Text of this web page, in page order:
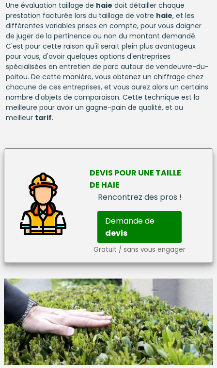
Une évaluation taillage de haie doit détailler chaque
prestation facturée lors du taillage de votre haie, et les
différentes variables prises en compte, pour vous daigner
de juger de la pertinence ou non du montant demandé.
C'est pour cette raison qu'il serait plein plus avantageux
pour vous, d'avoir quelques options d'entreprises
spécialisées en entretien de parc autour de vendeuvre-du-
poitou. De cette manière, vous obtenez un chiffrage chez
chacune de ces entreprises, et vous aurez alors un certains
nombre d'objets de comparaison. Cette technique est la
meilleure pour avoir un gagne-pain de qualité, et au
meilleur tarif.
DEVIS POUR UNE TAILLE
DE HAIE
Rencontrez des pros !
Demande de
devis
Gratuit / sans vous engager